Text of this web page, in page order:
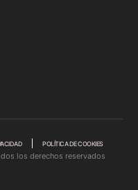
POLÍTICA DE COOKIES
los derechos reservados